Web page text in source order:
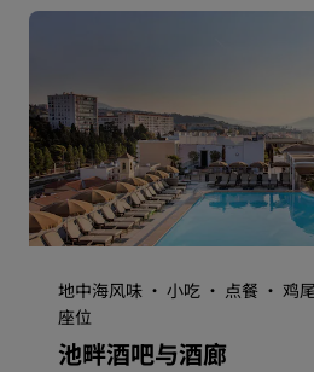
地中海风味 · 小吃 · 点餐 · 鸡
座位
池畔酒吧与酒廊